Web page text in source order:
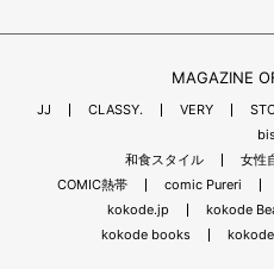
MAGAZINE
JJ CLASSY. VERY
和食スタイル
女性
COMIC熱帯
comic Pureri
kokode.jp
kokode
kokode books